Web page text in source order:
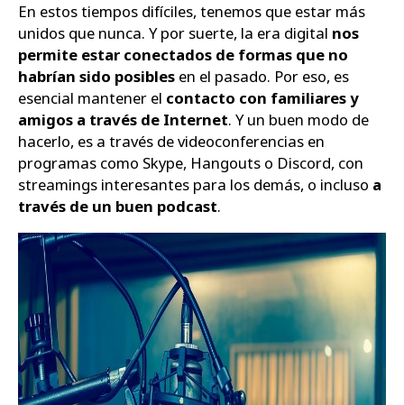
En estos tiempos difíciles, tenemos que estar más
unidos que nunca. Y por suerte, la era digital nos
permite estar conectados de formas que no
habrían sido posibles en el pasado. Por eso, es
esencial mantener el contacto con familiares y
amigos a través de Internet. Y un buen modo de
hacerlo, es a través de videoconferencias en
programas como Skype, Hangouts o Discord, con
streamings interesantes para los demás, o incluso a
través de un buen podcast.